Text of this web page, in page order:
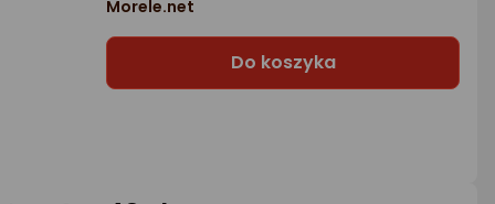
Morele.net
Do koszyka